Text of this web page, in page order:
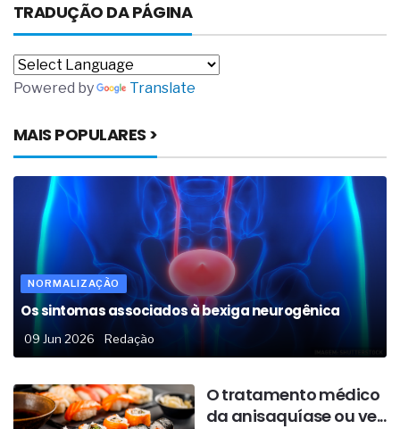
TRADUÇÃO DA PÁGINA
Powered by Translate
MAIS POPULARES >
NORMALIZAÇÃO
Os sintomas associados à bexiga neurogênica
09 Jun 2026 Redação
O tratamento médico
da anisaquíase ou ve...